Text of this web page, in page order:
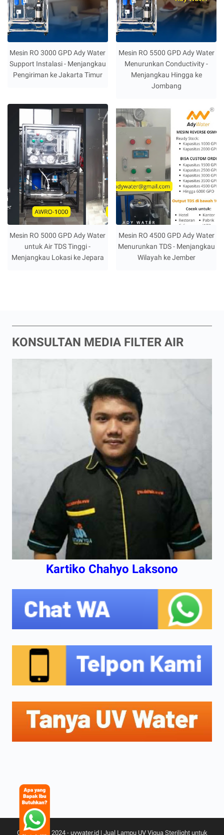
Mesin RO 3000 GPD Ady Water
Support Instalasi - Menjangkau
Pengiriman ke Jakarta Timur
Mesin RO 5500 GPD Ady Water
Menurunkan Conductivity -
Menjangkau Hingga ke
Jombang
Mesin RO 5000 GPD Ady Water
untuk Air TDS Tinggi -
Menjangkau Lokasi ke Jepara
Mesin RO 4500 GPD Ady Water
Menurunkan TDS - Menjangkau
Wilayah ke Jember
KONSULTAN MEDIA FILTER AIR
Kartiko Chahyo Laksono
Copyright © 2024 - uvwater.id | Jual Lampu UV Viqua Sterilight untuk